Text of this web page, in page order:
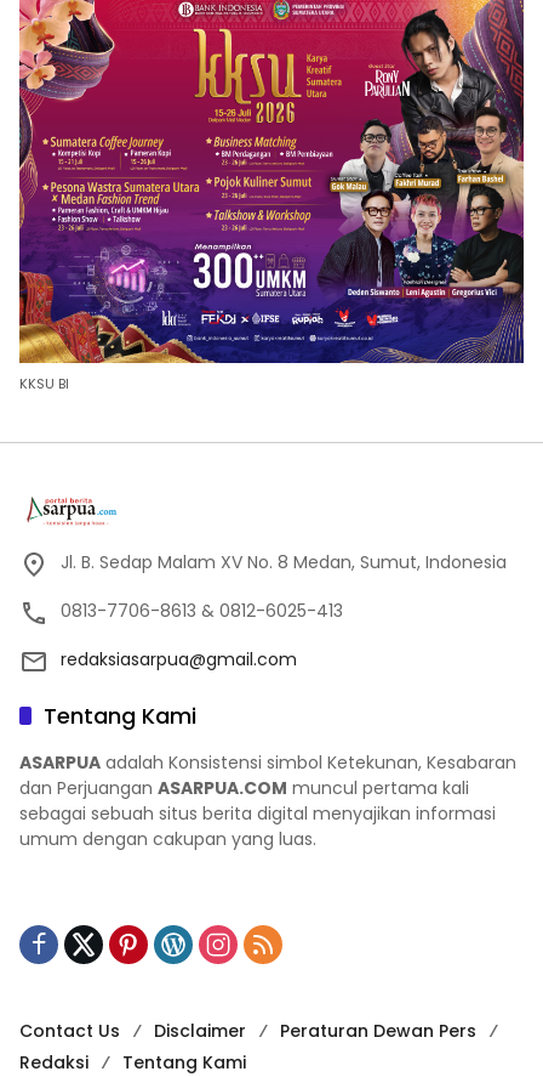
KKSU BI
Jl. B. Sedap Malam XV No. 8 Medan, Sumut, Indonesia
0813-7706-8613 & 0812-6025-413
redaksiasarpua@gmail.com
Tentang Kami
ASARPUA adalah Konsistensi simbol Ketekunan, Kesabaran
dan Perjuangan ASARPUA.COM muncul pertama kali
sebagai sebuah situs berita digital menyajikan informasi
umum dengan cakupan yang luas.
Contact Us Disclaimer
Peraturan Dewan Pers
Redaksi
Tentang Kami